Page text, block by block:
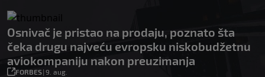
Osnivač je pristao na prodaju, poznato šta
čeka drugu najveću evropsku niskobudžetnu
aviokompaniju nakon preuzimanja
FORBES| 9. aug.